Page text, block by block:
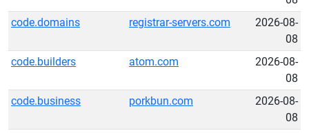
code.domains
registrar-servers.com
2026-08-
08
code.builders
atom.com
2026-08-
08
code.business
porkbun.com
2026-08-
08